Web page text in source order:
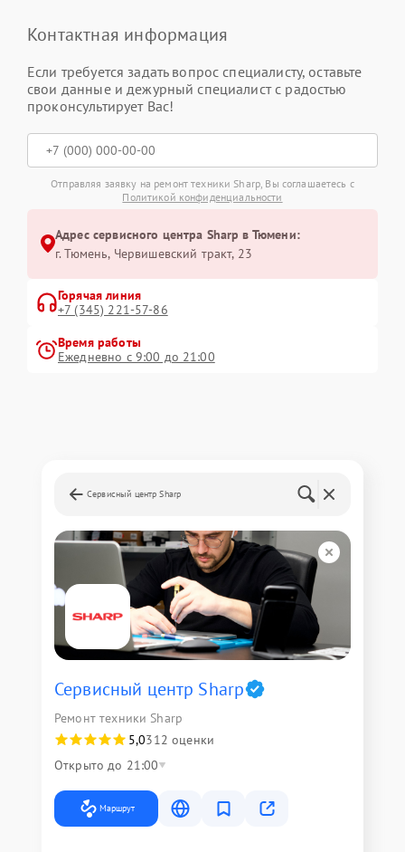
Контактная информация
Если требуется задать вопрос специалисту, оставьте
свои данные и дежурный специалист с радостью
проконсультирует Вас!
Отправляя заявку на ремонт техники Sharp, Вы соглашаетесь с
Политикой конфиденциальности
Адрес сервисного центра Sharp в Тюмени:
г. Тюмень, ​Червишевский тракт, 23
Горячая линия
+7 (345) 221-57-86
Время работы
Ежедневно с 9:00 до 21:00
Сервисный центр Sharp
Сервисный центр Sharp
Ремонт техники Sharp
5,0312 оценки
Открыто до 21:00
Маршрут